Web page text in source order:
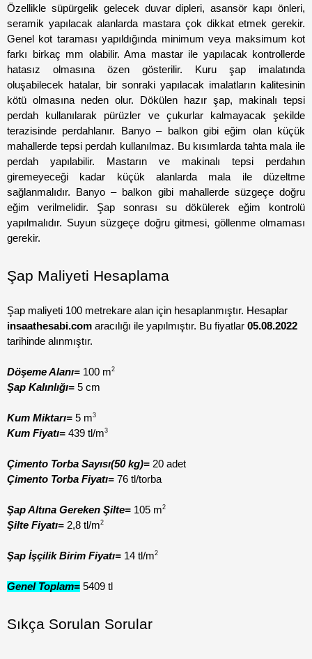
Özellikle süpürgelik gelecek duvar dipleri, asansör kapı önleri,
seramik yapılacak alanlarda mastara çok dikkat etmek gerekir.
Genel kot taraması yapıldığında minimum veya maksimum kot
farkı birkaç mm olabilir. Ama mastar ile yapılacak kontrollerde
hatasız olmasına özen gösterilir. Kuru şap imalatında
oluşabilecek hatalar, bir sonraki yapılacak imalatların kalitesinin
kötü olmasına neden olur. Dökülen hazır şap, makinalı tepsi
perdah kullanılarak pürüzler ve çukurlar kalmayacak şekilde
terazisinde perdahlanır. Banyo – balkon gibi eğim olan küçük
mahallerde tepsi perdah kullanılmaz. Bu kısımlarda tahta mala ile
perdah yapılabilir. Mastarın ve makinalı tepsi perdahın
giremeyeceği kadar küçük alanlarda mala ile düzeltme
sağlanmalıdır. Banyo – balkon gibi mahallerde süzgeçe doğru
eğim verilmelidir. Şap sonrası su dökülerek eğim kontrolü
yapılmalıdır. Suyun süzgeçe doğru gitmesi, göllenme olmaması
gerekir.
Şap Maliyeti Hesaplama
insaathesabi.com aracılığı ile yapılmıştır. Bu fiyatlar 05.08.2022
tarihinde alınmıştır.
Döşeme Alanı= 100 m2
Şap Kalınlığı= 5 cm
Kum Miktarı= 5 m3
Kum Fiyatı= 439 tl/m3
Çimento Torba Sayısı(50 kg)= 20 adet
Çimento Torba Fiyatı= 76 tl/torba
Şap Altına Gereken Şilte= 105 m2
Şilte Fiyatı= 2,8 tl/m2
Şap İşçilik Birim Fiyatı= 14 tl/m2
Genel Toplam= 5409 tl
Sıkça Sorulan Sorular